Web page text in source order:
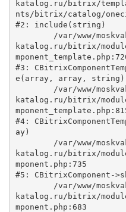
katalog.ru/bitrix/
nts/bitrix/catalog/
#2: include(string)
katalog.ru/bitrix/
#3:
e(array, array, string)
katalog.ru/bitrix/
#4:
ay)
katalog.ru/bitrix/
mponent.php:735
#5: CBitrixComponent-
katalog.ru/bitrix/
mponent.php:683